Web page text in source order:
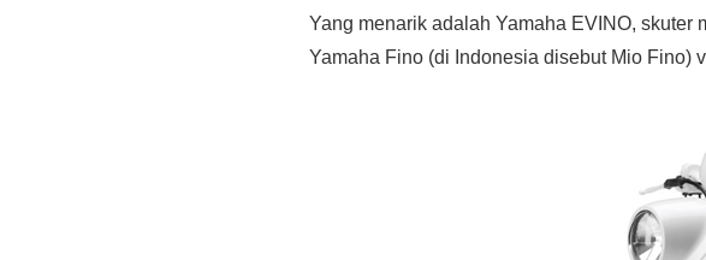
Yang menarik adalah Yamaha EVINO,
Yamaha Fino (di Indonesia disebut Mio Fino)